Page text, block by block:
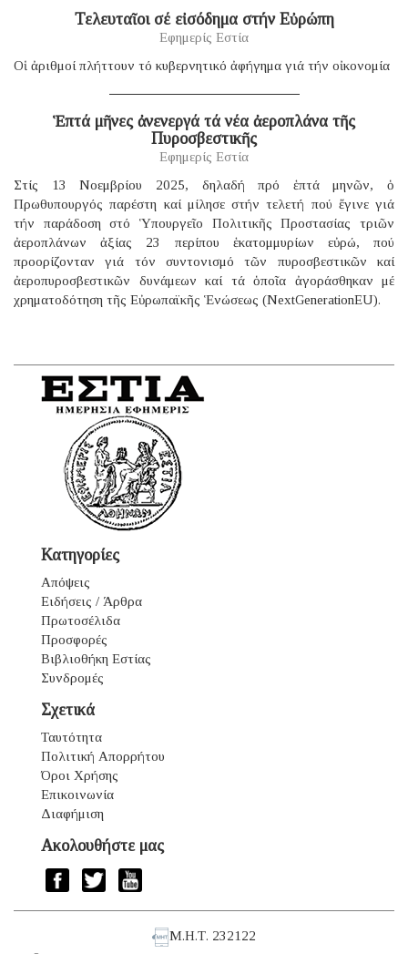
Τελευταῖοι σέ εἰσόδημα στήν Εὐρώπη
Εφημερίς Εστία
Οἱ ἀριθμοί πλήττουν τό κυβερνητικό ἀφήγημα γιά τήν οἰκονομία
Ἑπτά μῆνες ἀνενεργά τά νέα ἀεροπλάνα τῆς
Πυροσβεστικῆς
Εφημερίς Εστία
Στίς 13 Νοεμβρίου 2025, δηλαδή πρό ἑπτά μηνῶν, ὁ
Πρωθυπουργός παρέστη καί μίλησε στήν τελετή πού ἔγινε γιά
τήν παράδοση στό Ὑπουργεῖο Πολιτικῆς Προστασίας τριῶν
ἀεροπλάνων ἀξίας 23 περίπου ἑκατομμυρίων εὐρώ, πού
προορίζονταν γιά τόν συντονισμό τῶν πυροσβεστικῶν καί
ἀεροπυροσβεστικῶν δυνάμεων καί τά ὁποῖα ἀγοράσθηκαν μέ
χρηματοδότηση τῆς Εὐρωπαϊκῆς Ἑνώσεως (NextGenerationEU).
Κατηγορίες
Απόψεις
Ειδήσεις / Άρθρα
Πρωτοσέλιδα
Προσφορές
Βιβλιοθήκη Εστίας
Συνδρομές
Σχετικά
Ταυτότητα
Πολιτική Απορρήτου
Όροι Χρήσης
Επικοινωνία
Διαφήμιση
Ακολουθήστε μας
Μ.Η.Τ. 232122